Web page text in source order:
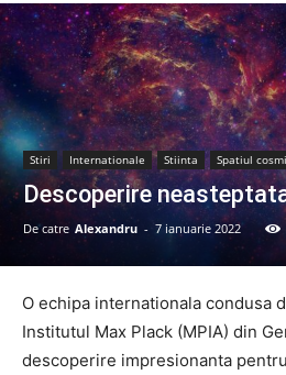
Stiri Internationale Stiinta Spatiul
Descoperire
De catre Alexandru - 7 ianuarie 2022
O echipa internationala condusa
Institutul Max Plack (MPIA) din
descoperire impresionanta